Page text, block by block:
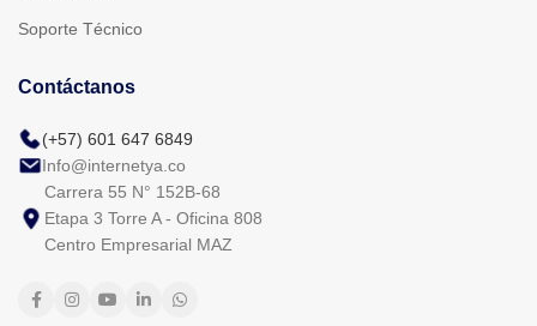
Soporte Técnico
Contáctanos
(+57) 601 647 6849
Info@internetya.co
Carrera 55 N° 152B-68
Etapa 3 Torre A - Oficina 808
Centro Empresarial MAZ